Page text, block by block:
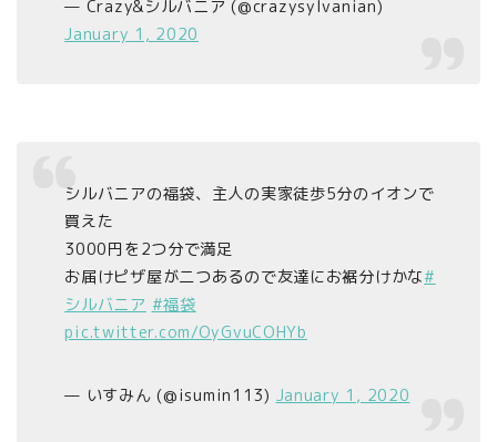
— Crazy&シルバニア (@crazysylvanian)
January 1, 2020
シルバニアの福袋、主人の実家徒歩5分のイオンで
買えた
3000円を2つ分で満足
お届けピザ屋が二つあるので友達にお裾分けかな#
シルバニア #福袋
pic.twitter.com/OyGvuCOHYb
— いすみん (@isumin113) January 1, 2020